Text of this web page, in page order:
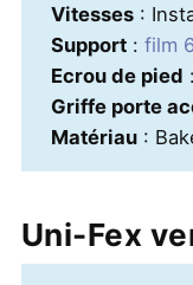
Vitesses:
Support: film
Ecrou de pied
Griffe porte
Matériau:
Uni-Fex